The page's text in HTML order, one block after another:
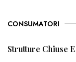
CONSUMATORI
Strutture Chiuse